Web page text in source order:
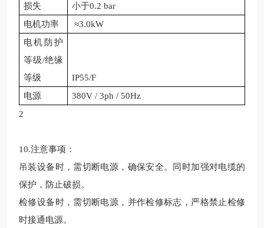
损失
小于0.2 bar
电机功率
≈3.0kW
电机防护
等级/绝缘
等级
IP55/F
电源
380V / 3ph / 50Hz
2
10.注意事项：
吊装设备时，需切断电源，确保安全。同时加强对电缆的
保护，防止破损。
检修设备时，需切断电源，并作检修标志，严格禁止检修
时接通电源。